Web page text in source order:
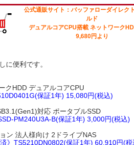
公式通販サイト：バッファローダイレク
ルド
デュアルコアCPU搭載 ネットワーク
9,680円より
に便利です。
クHDD デュアルコアCPU
保証1年) 15,080円(税込)
対応 ポータブルSSD
PM240U3A-B(保証1年) 3,000円(税込)
ン 法人様向け 2ドライブNAS
》TS5210DN0802(保証1年) 60,910円(税